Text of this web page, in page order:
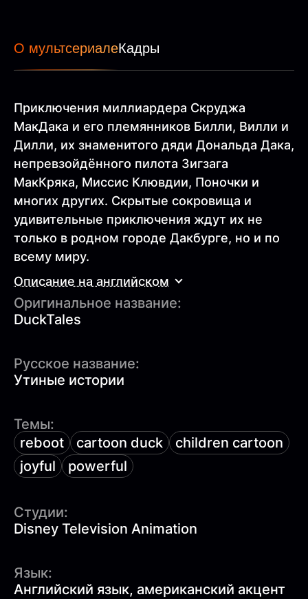
О мультсериалеКадры
Приключения миллиардера Скруджа
МакДака и его племянников Билли, Вилли и
Дилли, их знаменитого дяди Дональда Дака,
непревзойдённого пилота Зигзага
МакКряка, Миссис Клювдии, Поночки и
многих других. Скрытые сокровища и
удивительные приключения ждут их не
только в родном городе Дакбурге, но и по
всему миру.
Описание на английском
Оригинальное название:
DuckTales
Русское название:
Утиные истории
Темы:
reboot
cartoon duck
children cartoon
joyful
powerful
Студии:
Disney Television Animation
Язык:
Английский язык, американский акцент